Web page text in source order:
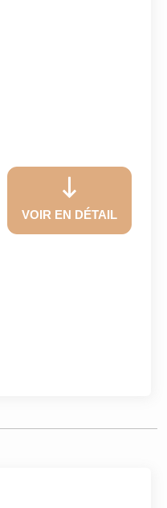
VOIR EN DÉTAIL